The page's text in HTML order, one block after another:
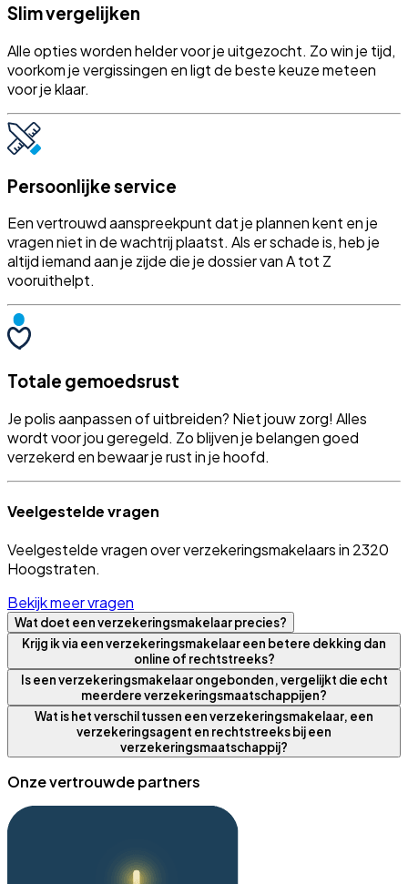
Slim vergelijken
Alle opties worden helder voor je uitgezocht. Zo win je tijd,
voorkom je vergissingen en ligt de beste keuze meteen
voor je klaar.
Persoonlijke service
Een vertrouwd aanspreekpunt dat je plannen kent en je
vragen niet in de wachtrij plaatst. Als er schade is, heb je
altijd iemand aan je zijde die je dossier van A tot Z
vooruithelpt.
Totale gemoedsrust
Je polis aanpassen of uitbreiden? Niet jouw zorg! Alles
wordt voor jou geregeld. Zo blijven je belangen goed
verzekerd en bewaar je rust in je hoofd.
Veelgestelde vragen
Veelgestelde vragen over verzekeringsmakelaars in 2320
Hoogstraten.
Bekijk meer vragen
Wat doet een verzekeringsmakelaar precies?
Krijg ik via een verzekeringsmakelaar een betere dekking dan
online of rechtstreeks?
Is een verzekeringsmakelaar ongebonden, vergelijkt die echt
meerdere verzekeringsmaatschappijen?
Wat is het verschil tussen een verzekeringsmakelaar, een
verzekeringsagent en rechtstreeks bij een
verzekeringsmaatschappij?
Onze vertrouwde partners